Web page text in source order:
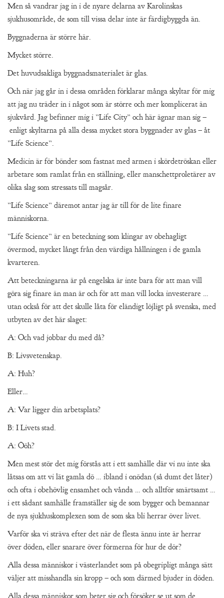
Men så vandrar jag in i de nyare delarna av Karolinskas
sjukhusområde, de som till vissa delar inte är färdigbyggda än.
Byggnaderna är större här.
Mycket större.
Det huvudsakliga byggnadsmaterialet är glas.
Och när jag går in i dessa områden förklarar många skyltar för mig
att jag nu träder in i något som är större och mer komplicerat än
sjukvård. Jag befinner mig i ”Life City” och här ägnar man sig –
enligt skyltarna på alla dessa mycket stora byggnader av glas – åt
”Life Science”.
Medicin är för bönder som fastnat med armen i skördetröskan eller
arbetare som ramlat från en ställning, eller manschettproletärer av
olika slag som stressats till magsår.
”Life Science” däremot antar jag är till för de lite finare
människorna.
”Life Science” är en beteckning som klingar av obehagligt
övermod, mycket långt från den värdiga hållningen i de gamla
kvarteren.
Att beteckningarna är på engelska är inte bara för att man vill
göra sig finare än man är och för att man vill locka investerare …
utan också för att det skulle låta för eländigt löjligt på svenska, med
utbyten av det här slaget:
A: Och vad jobbar du med då?
B: Livsvetenskap.
A: Huh?
Eller…
A: Var ligger din arbetsplats?
B: I Livets stad.
A: Ööh?
Men mest stör det mig förstås att i ett samhälle där vi nu inte ska
låtsas om att vi lät gamla dö … ibland i onödan (så dumt det låter)
och ofta i obehövlig ensamhet och vånda … och alltför smärtsamt …
i ett sådant samhälle framställer sig de som bygger och bemannar
de nya sjukhuskomplexen som de som ska bli herrar över livet.
Varför ska vi sträva efter det när de flesta ännu inte är herrar
över döden, eller snarare över förmerna för hur de dör?
Alla dessa människor i västerlandet som på obegripligt många sätt
väljer att misshandla sin kropp – och som därmed bjuder in döden.
Alla dessa människor som beter sig och försöker se ut som de